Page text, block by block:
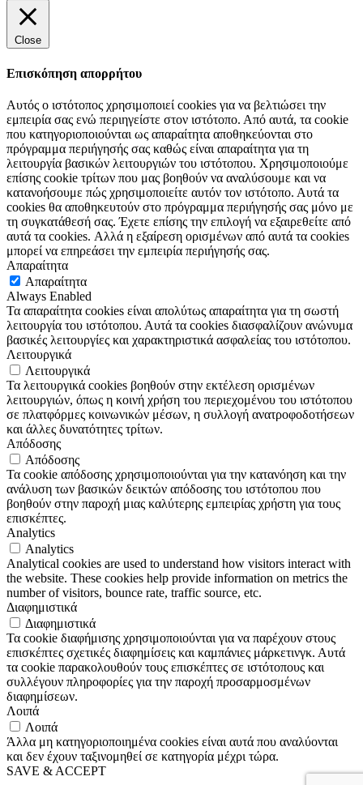
Close
Επισκόπηση απορρήτου
Αυτός ο ιστότοπος χρησιμοποιεί cookies για να βελτιώσει την
εμπειρία σας ενώ περιηγείστε στον ιστότοπο. Από αυτά, τα cookie
που κατηγοριοποιούνται ως απαραίτητα αποθηκεύονται στο
πρόγραμμα περιήγησής σας καθώς είναι απαραίτητα για τη
λειτουργία βασικών λειτουργιών του ιστότοπου. Χρησιμοποιούμε
επίσης cookie τρίτων που μας βοηθούν να αναλύσουμε και να
κατανοήσουμε πώς χρησιμοποιείτε αυτόν τον ιστότοπο. Αυτά τα
cookies θα αποθηκευτούν στο πρόγραμμα περιήγησής σας μόνο με
τη συγκατάθεσή σας. Έχετε επίσης την επιλογή να εξαιρεθείτε από
αυτά τα cookies. Αλλά η εξαίρεση ορισμένων από αυτά τα cookies
μπορεί να επηρεάσει την εμπειρία περιήγησής σας.
Απαραίτητα
Απαραίτητα
Always Enabled
Τα απαραίτητα cookies είναι απολύτως απαραίτητα για τη σωστή
λειτουργία του ιστότοπου. Αυτά τα cookies διασφαλίζουν ανώνυμα
βασικές λειτουργίες και χαρακτηριστικά ασφαλείας του ιστότοπου.
Λειτουργικά
Λειτουργικά
Τα λειτουργικά cookies βοηθούν στην εκτέλεση ορισμένων
λειτουργιών, όπως η κοινή χρήση του περιεχομένου του ιστότοπου
σε πλατφόρμες κοινωνικών μέσων, η συλλογή ανατροφοδοτήσεων
και άλλες δυνατότητες τρίτων.
Απόδοσης
Απόδοσης
Τα cookie απόδοσης χρησιμοποιούνται για την κατανόηση και την
ανάλυση των βασικών δεικτών απόδοσης του ιστότοπου που
βοηθούν στην παροχή μιας καλύτερης εμπειρίας χρήστη για τους
επισκέπτες.
Analytics
Analytics
Analytical cookies are used to understand how visitors interact with
the website. These cookies help provide information on metrics the
number of visitors, bounce rate, traffic source, etc.
Διαφημιστικά
Διαφημιστικά
Τα cookie διαφήμισης χρησιμοποιούνται για να παρέχουν στους
επισκέπτες σχετικές διαφημίσεις και καμπάνιες μάρκετινγκ. Αυτά
τα cookie παρακολουθούν τους επισκέπτες σε ιστότοπους και
συλλέγουν πληροφορίες για την παροχή προσαρμοσμένων
διαφημίσεων.
Λοιπά
Λοιπά
Άλλα μη κατηγοριοποιημένα cookies είναι αυτά που αναλύονται
και δεν έχουν ταξινομηθεί σε κατηγορία μέχρι τώρα.
SAVE & ACCEPT